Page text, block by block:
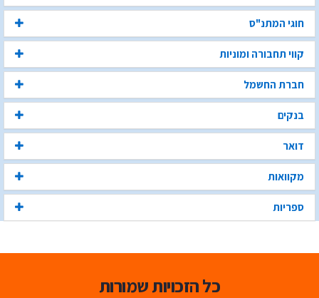
חוגי המתנ"ס
קווי תחבורה ומוניות
חברת החשמל
בנקים
דואר
מקוואות
ספריות
כל הזכויות שמורות